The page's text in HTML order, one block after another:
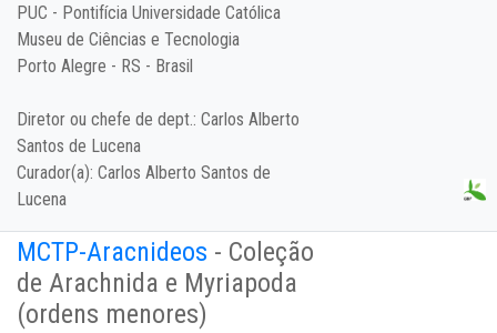
PUC - Pontifícia Universidade Católica
Museu de Ciências e Tecnologia
Porto Alegre - RS - Brasil
Diretor ou chefe de dept.: Carlos Alberto
Santos de Lucena
Curador(a): Carlos Alberto Santos de
Lucena
MCTP-Aracnideos - Coleção
de Arachnida e Myriapoda
(ordens menores)